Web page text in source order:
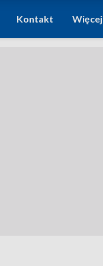
Kontakt Więcej